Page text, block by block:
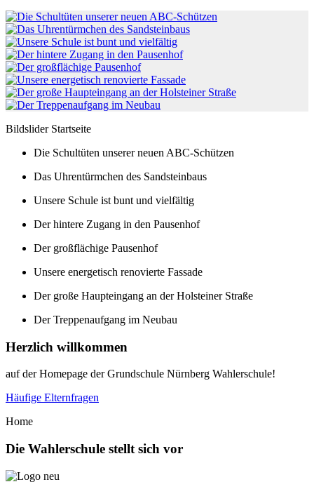
Bildslider Startseite
Die Schultüten unserer neuen ABC-Schützen
Das Uhrentürmchen des Sandsteinbaus
Unsere Schule ist bunt und vielfältig
Der hintere Zugang in den Pausenhof
Der großflächige Pausenhof
Unsere energetisch renovierte Fassade
Der große Haupteingang an der Holsteiner Straße
Der Treppenaufgang im Neubau
Herzlich willkommen
auf der Homepage der Grundschule Nürnberg Wahlerschule!
Häufige Elternfragen
Home
Die Wahlerschule stellt sich vor